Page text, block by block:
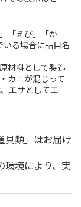
「えび」「か
いる場合に品目名
材料として製造
カニが混じって
エサとしてエ
具類」はお届け
環境により、実